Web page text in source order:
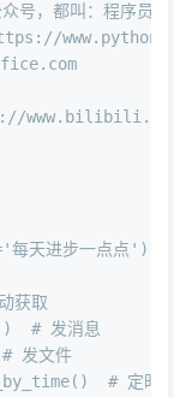
号，都叫：程序员晚
'每天进步一点点' )
获取
# 发消息
发文件
# 定时